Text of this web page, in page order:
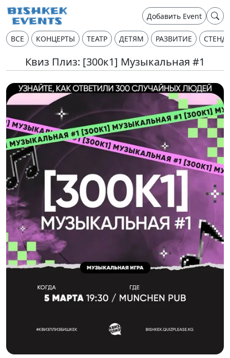
Добавить Event
ВСЕ КОНЦЕРТЫ ТЕАТР ДЕТЯМ РАЗВИТИЕ
Квиз Плиз: [300к1] Музыкальная #1